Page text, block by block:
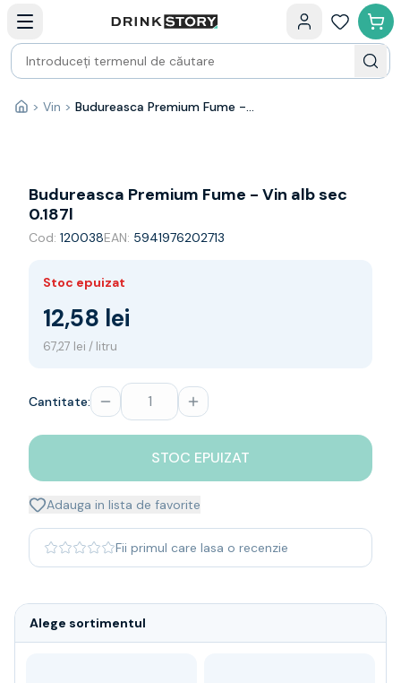
Bauturi fine — selectie
Produse Noi
Cosuri cadou
Pachete & Cadouri
Vin
Franta
Spania
Africa de Sud
Germania
Noua Zeelanda
Spumante
Sampanie
Single malt
Japanese
Bourbon
Blanded Japanese
Canadian
Rom
Vodka
Acasă
> Vin > Budureasca Premium Fume - Vin alb sec 0.187l
Budureasca Premium Fume - Vin alb sec
0.187l
Cod: 120038EAN: 5941976202713
Stoc epuizat
12,58 lei
67,27 lei / litru
Cantitate:
STOC EPUIZAT
Adauga in lista de favorite
Fii primul care lasa o recenzie
Alege sortimentul